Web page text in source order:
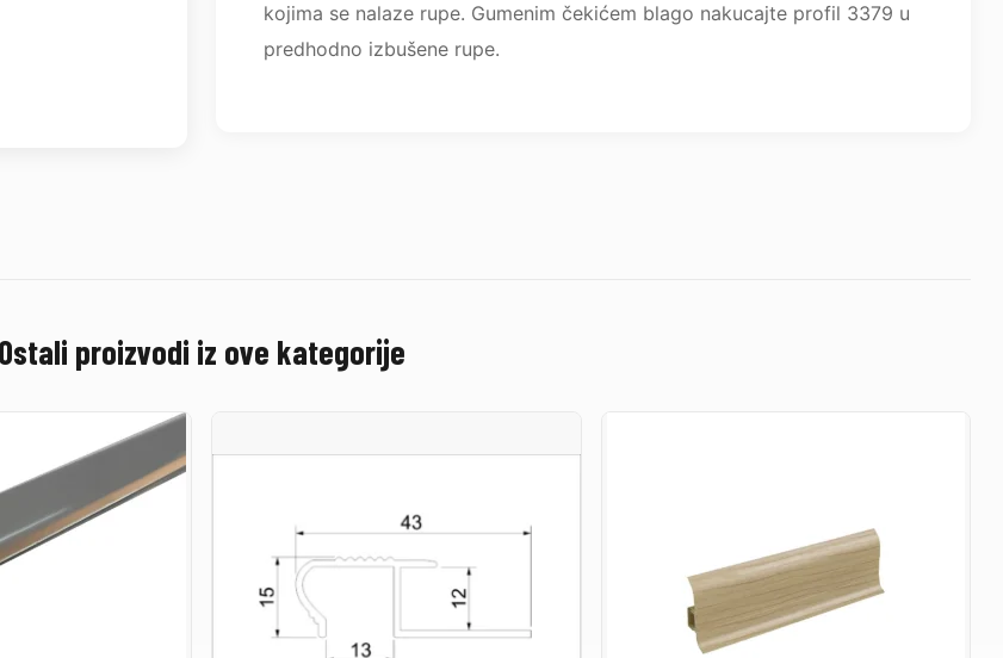
kojima se nalaze rupe. Gumenim čekićem blago nakucajte profil 3379 u
predhodno izbušene rupe.
Ostali proizvodi iz ove kategorije